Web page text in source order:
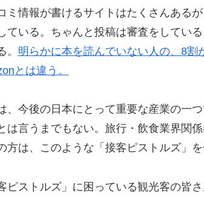
ミ情報が書けるサイトはたくさんある
ている。ちゃんと投稿は審査をしてい
。 明らかに本を読んでいない人の、8割
とは違う。
、今後の日本にとって重要な産業の一
は言うまでもない。旅行・飲食業界関
方は、このような「接客ピストルズ」を
ピストルズ」に困っている観光客の皆